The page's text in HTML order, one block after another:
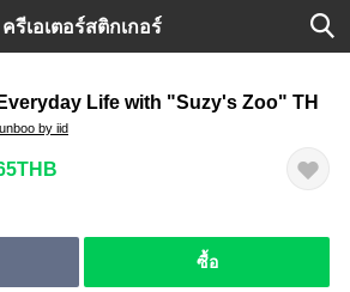
ครีเอเตอร์สติกเกอร์
Everyday Life with "Suzy's Zoo" TH
by iid
ซื้อ